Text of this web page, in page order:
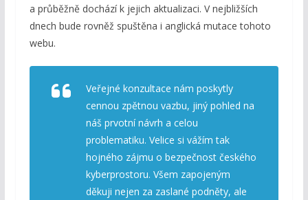
a průběžně dochází k jejich aktualizaci. V nejbližších
dnech bude rovněž spuštěna i anglická mutace tohoto
webu.
Veřejné konzultace nám poskytly
cennou zpětnou vazbu, jiný pohled na
náš prvotní návrh a celou
problematiku. Velice si vážím tak
hojného zájmu o bezpečnost českého
kyberprostoru. Všem zapojeným
děkuji nejen za zaslané podněty, ale